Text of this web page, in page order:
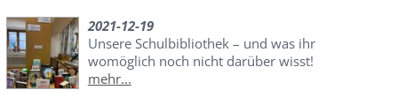
2021-12-19
Unsere Schulbibliothek – und was ihr
womöglich noch nicht darüber wisst!
mehr...